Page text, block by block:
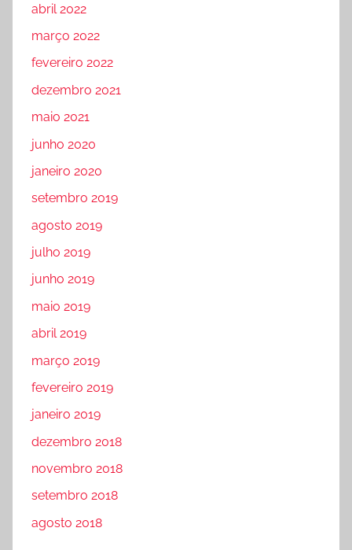
abril 2022
março 2022
fevereiro 2022
dezembro 2021
maio 2021
junho 2020
janeiro 2020
setembro 2019
agosto 2019
julho 2019
junho 2019
maio 2019
abril 2019
março 2019
fevereiro 2019
janeiro 2019
dezembro 2018
novembro 2018
setembro 2018
agosto 2018